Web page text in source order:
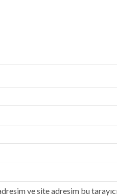
ve site adresim bu